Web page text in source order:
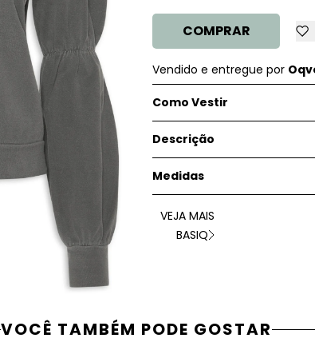
COMPRAR
Vendido e entregue por
Como Vestir
Descrição
Medidas
VEJA MAIS
BASIQ
VOCÊ TAMBÉM PODE GOSTAR